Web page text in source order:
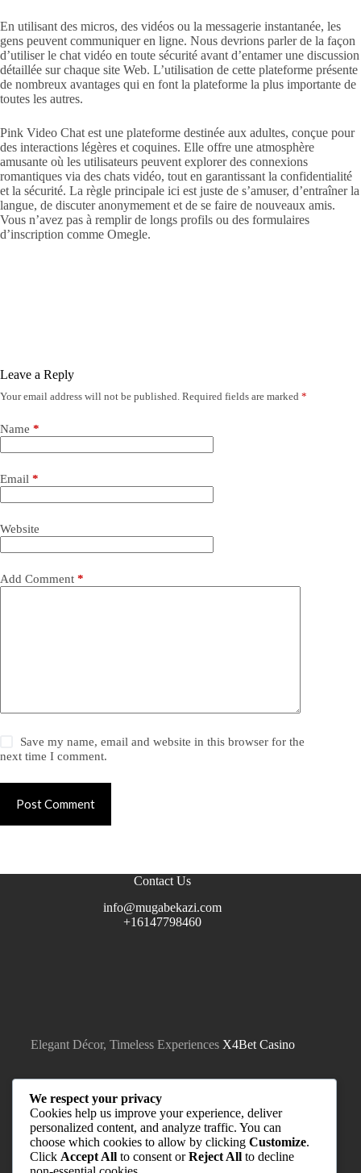
En utilisant des micros, des vidéos ou la messagerie instantanée, les
gens peuvent communiquer en ligne. Nous devrions parler de la façon
d’utiliser le chat vidéo en toute sécurité avant d’entamer une discussion
détaillée sur chaque site Web. L’utilisation de cette plateforme présente
de nombreux avantages qui en font la plateforme la plus importante de
toutes les autres.
Pink Video Chat est une plateforme destinée aux adultes, conçue pour
des interactions légères et coquines. Elle offre une atmosphère
amusante où les utilisateurs peuvent explorer des connexions
romantiques via des chats vidéo, tout en garantissant la confidentialité
et la sécurité. La règle principale ici est juste de s’amuser, d’entraîner la
langue, de discuter anonymement et de se faire de nouveaux amis.
Vous n’avez pas à remplir de longs profils ou des formulaires
d’inscription comme Omegle.
Leave a Reply
Your email address will not be published. Required fields are marked *
Name *
Email *
Website
Add Comment *
Save my name, email and website in this browser for the
next time I comment.
Post Comment
Contact Us
info@mugabekazi.com
+16147798460
Elegant Décor, Timeless Experiences X4Bet Casino
We respect your privacy
Cookies help us improve your experience, deliver
personalized content, and analyze traffic. You can
choose which cookies to allow by clicking Customize.
Click Accept All to consent orReject All to decline